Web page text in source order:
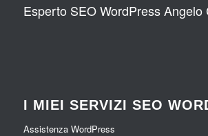
Esperto SEO WordPress Angelo
I MIEI SERVIZI SEO
Assistenza WordPress